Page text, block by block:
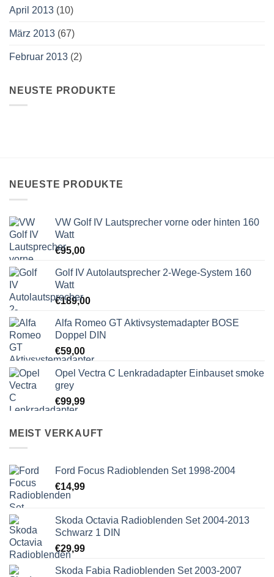
April 2013 (10)
März 2013 (67)
Februar 2013 (2)
NEUSTE PRODUKTE
NEUESTE PRODUKTE
VW Golf IV Lautsprecher vorne oder hinten 160
Watt
€95,00
Golf IV Autolautsprecher 2-Wege-System 160
Watt
€189,00
Alfa Romeo GT Aktivsystemadapter BOSE
Doppel DIN
€59,00
Opel Vectra C Lenkradadapter Einbauset smoke
grey
€99,99
MEIST VERKAUFT
Ford Focus Radioblenden Set 1998-2004
€14,99
Skoda Octavia Radioblenden Set 2004-2013
Schwarz 1 DIN
€29,99
Skoda Fabia Radioblenden Set 2003-2007